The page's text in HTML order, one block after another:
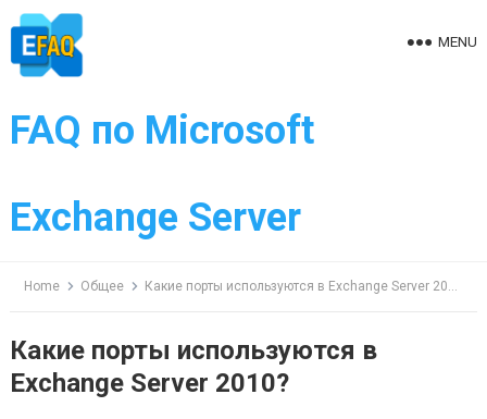
Skip
content
FAQ по Microsoft
Exchange Server
MENU
Home Общее Какие порты используются в Exchange Server 2010?
Какие порты используются в
Exchange Server 2010?